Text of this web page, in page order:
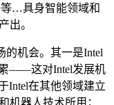
…具身智能领域和
出。
的机会。其一是Intel
——这对Intel发展机
Intel在其他领域建立
机器人技术所用；